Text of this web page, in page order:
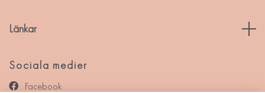
Länkar
Sociala medier
Facebook